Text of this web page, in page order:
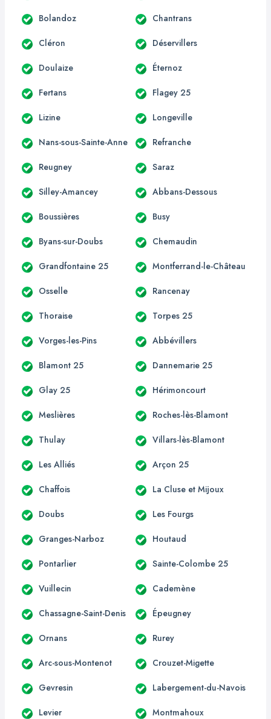
Bolandoz Chantrans
Cléron Déservillers
Doulaize Éternoz
Fertans Flagey 25
Lizine Longeville
Nans-sous-Sainte-Anne Refranche
Reugney Saraz
Silley-Amancey Abbans-Dessous
Boussières Busy
Byans-sur-Doubs Chemaudin
Grandfontaine 25 Montferrand-le-Château
Osselle Rancenay
Thoraise Torpes 25
Vorges-les-Pins Abbévillers
Blamont 25 Dannemarie 25
Glay 25 Hérimoncourt
Meslières Roches-lès-Blamont
Thulay Villars-lès-Blamont
Les Alliés Arçon 25
Chaffois La Cluse et Mijoux
Doubs Les Fourgs
Granges-Narboz Houtaud
Pontarlier Sainte-Colombe 25
Vuillecin Cademène
Chassagne-Saint-Denis Épeugney
Ornans Rurey
Arc-sous-Montenot Crouzet-Migette
Gevresin Labergement-du-Navois
Levier Montmahoux